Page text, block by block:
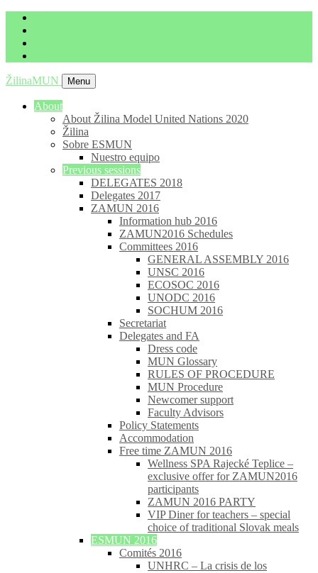
ŽilinaMUN Menu
About
About Žilina Model United Nations 2020
Žilina
Sobre ESMUN
Nuestro equipo
Previous sessions
DELEGATES 2018
Delegates 2017
ZAMUN 2016
Information hub 2016
ZAMUN2016 Schedules
Committees 2016
GENERAL ASSEMBLY 2016
UNSC 2016
ECOSOC 2016
UNODC 2016
SOCHUM 2016
Secretariat
Delegates and FA
Dress code
MUN Glossary
RULES OF PROCEDURE
MUN Procedure
Newcomer support
Faculty Advisors
Policy Statements
Accommodation
Free time ZAMUN 2016
Wellness SPA Rajecké Teplice –
exclusive offer for ZAMUN2016
participants
ZAMUN 2016 PARTY
VIP Diner for teachers – special
choice of traditional Slovak meals
ESMUN 2016
Comités 2016
UNHRC – La crisis de los